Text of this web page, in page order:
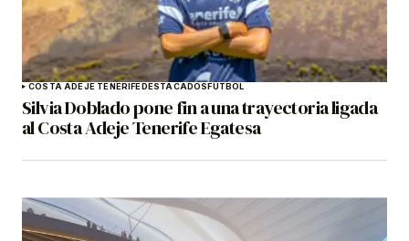
COSTA ADEJE TENERIFE DESTACADOS FÚTBOL
Silvia Doblado pone fin a una trayectoria ligada
al Costa Adeje Tenerife Egatesa